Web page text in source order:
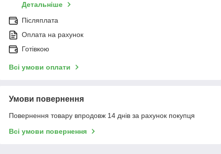
Детальніше
Післяплата
Оплата на рахунок
Готівкою
Всі умови оплати
Умови повернення
Повернення товару впродовж 14 днів за рахунок покупця
Всі умови повернення